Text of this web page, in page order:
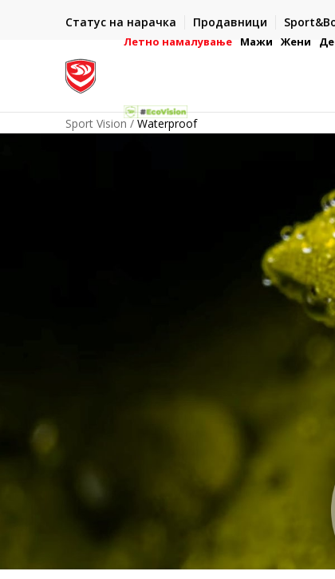
Статус на нарачка Продавници
платежна
ДВА НАЧИНА НА ПЛАЌАЊЕ
- во готово или со електронска платежна
Летно намалување Мажи Жени
Sport Vision Waterproof